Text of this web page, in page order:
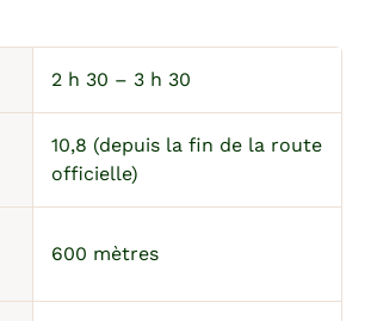
2 h 30 – 3 h 30
10,8 (depuis la fin de la route
officielle)
600 mètres